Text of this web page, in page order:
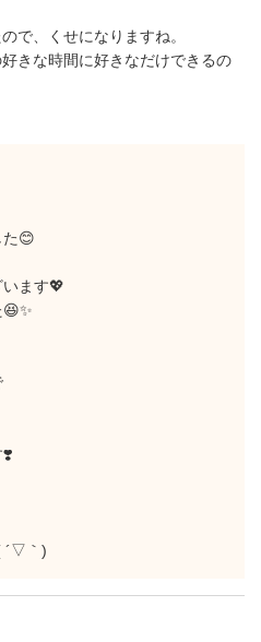
で、くせになりますね。
きな時間に好きなだけできるの
た😊
ます💖
❣️
´▽｀)